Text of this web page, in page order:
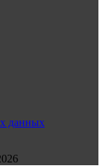
данных